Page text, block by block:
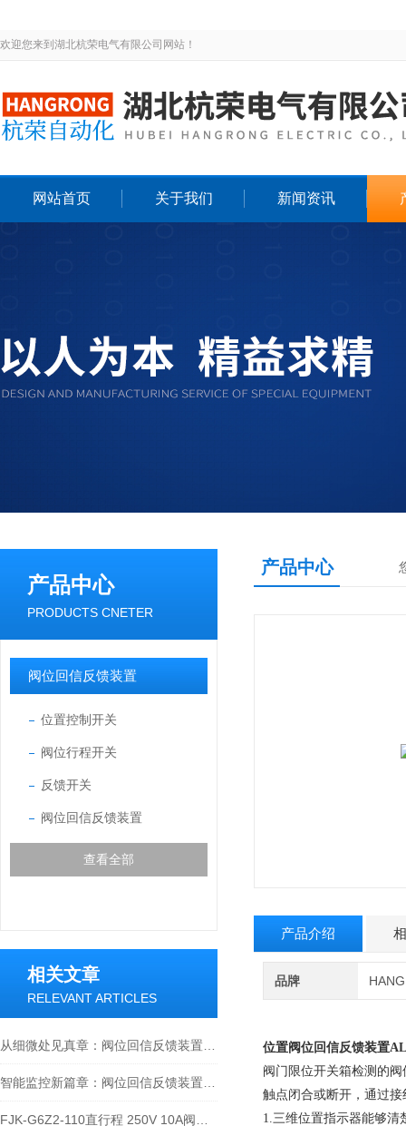
欢迎您来到湖北杭荣电气有限公司网站！
网站首页 关于我们 新闻资讯
产品中心
PRODUCTS CNETER
阀位回信反馈装置
位置控制开关
阀位行程开关
反馈开关
阀位回信反馈装置
查看全部
相关文章
RELEVANT ARTICLES
产品中心
产品介绍
品牌
位置阀位回信反馈装置
阀门限位开关箱检测的
触点闭合或断开，通过
1.三维位置指示器能够清